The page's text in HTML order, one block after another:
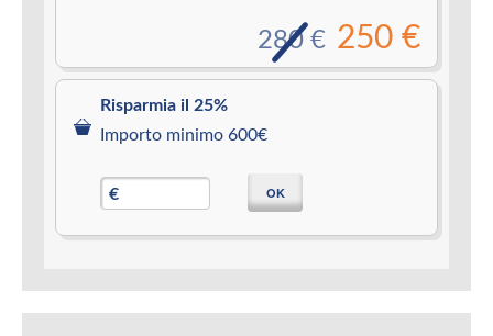
250 €
280 €
Risparmia il 25%
Importo minimo 600€
€ OK